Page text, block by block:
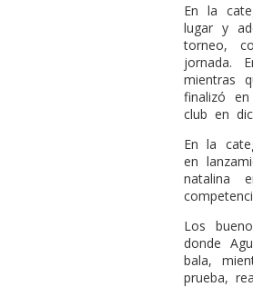
En la
lugar y
torneo,
jornada.
mientras
finalizó
club en
En la
en
natalina
Los
donde
bala,
prueba,